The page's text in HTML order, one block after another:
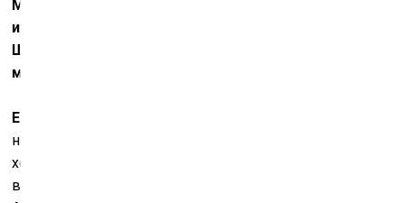
Может ли
известных западных художников – Джулиана
Шнабеля, Сэм Тэйлор-Вуд – и начать снимать
массовое и нарративное кино?
Е.С.:
немного пережили это: в конце 1990-х мы реально
хотели снимать кино и потратили изрядно сил и
времени. В 1997–1999 годах мы вместе с поэтом